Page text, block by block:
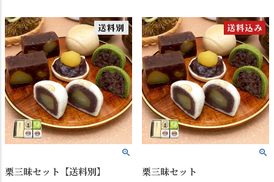
栗三昧セット【送料別】
栗三昧セット